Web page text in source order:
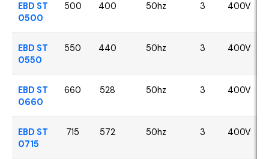
EBD ST
0500
500 400 50hz 3 400V
EBD ST
0550
550 440 50hz 3 400V
EBD ST
0660
660 528 50hz 3 400V
EBD ST
0715
715 572 50hz 3 400V